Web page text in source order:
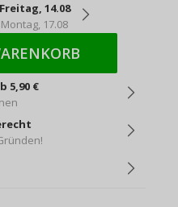
14.08
17.08
5,90 €
–